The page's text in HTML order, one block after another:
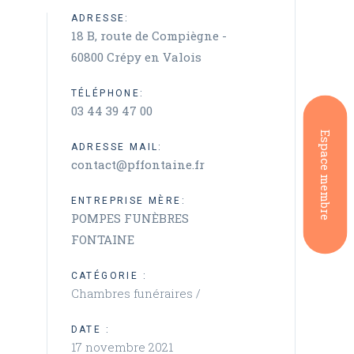
Espace membre
ADRESSE:
18 B, route de Compiègne -
60800 Crépy en Valois
TÉLÉPHONE:
03 44 39 47 00
ADRESSE MAIL:
contact@pffontaine.fr
ENTREPRISE MÈRE:
POMPES FUNÈBRES
FONTAINE
CATÉGORIE :
Chambres funéraires /
DATE :
17 novembre 2021